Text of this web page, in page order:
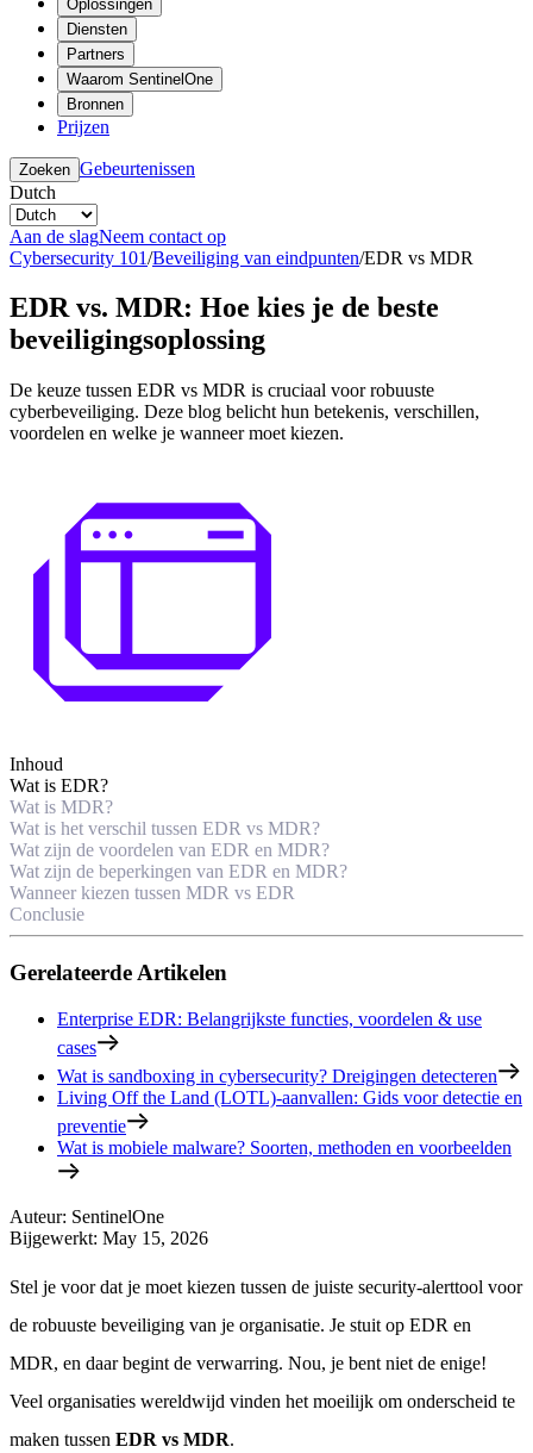
Oplossingen
Diensten
Partners
Waarom SentinelOne
Bronnen
Prijzen
Zoeken Gebeurtenissen
Dutch
Aan de slagNeem contact op
Cybersecurity 101/Beveiliging van eindpunten/EDR vs MDR
EDR vs. MDR: Hoe kies je de beste
beveiligingsoplossing
De keuze tussen EDR vs MDR is cruciaal voor robuuste
cyberbeveiliging. Deze blog belicht hun betekenis, verschillen,
voordelen en welke je wanneer moet kiezen.
Inhoud
Wat is EDR?
Wat is MDR?
Wat is het verschil tussen EDR vs MDR?
Wat zijn de voordelen van EDR en MDR?
Wat zijn de beperkingen van EDR en MDR?
Wanneer kiezen tussen MDR vs EDR
Conclusie
Gerelateerde Artikelen
Enterprise EDR: Belangrijkste functies, voordelen & use
cases
Wat is sandboxing in cybersecurity? Dreigingen detecteren
Living Off the Land (LOTL)-aanvallen: Gids voor detectie en
preventie
Wat is mobiele malware? Soorten, methoden en voorbeelden
Auteur: SentinelOne
Bijgewerkt: May 15, 2026
Stel je voor dat je moet kiezen tussen de juiste security-alerttool voor
de robuuste beveiliging van je organisatie. Je stuit op EDR en
MDR, en daar begint de verwarring. Nou, je bent niet de enige!
Veel organisaties wereldwijd vinden het moeilijk om onderscheid te
maken tussen EDR vs MDR.